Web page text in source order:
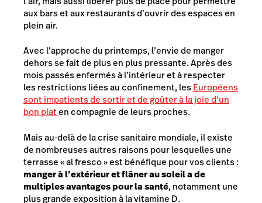
aux bars et aux restaurants d’ouvrir des espaces en
plein air.
Avec l’approche du printemps, l’envie de manger
dehors se fait de plus en plus pressante. Après des
mois passés enfermés à l’intérieur et à respecter
les restrictions liées au confinement, lesEuropéens
sont impatients de sortir et de goûter à la joie d’un
bon platen compagnie de leurs proches.
Mais au-delà de la crise sanitaire mondiale, il existe
de nombreuses autres raisons pour lesquelles une
terrasse « al fresco » est bénéfique pour vos clients :
manger à l’extérieur et flâner au soleil a de
multiples avantages pour la santé, notamment une
plus grande exposition à la vitamine D.